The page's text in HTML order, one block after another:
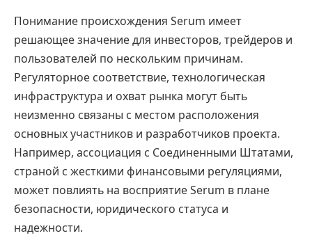
Понимание происхождения Serum имеет
решающее значение для инвесторов, трейдеров и
пользователей по нескольким причинам.
Регуляторное соответствие, технологическая
инфраструктура и охват рынка могут быть
неизменно связаны с местом расположения
основных участников и разработчиков проекта.
Например, ассоциация с Соединенными Штатами,
страной с жесткими финансовыми регуляциями,
может повлиять на восприятие Serum в плане
безопасности, юридического статуса и
надежности.